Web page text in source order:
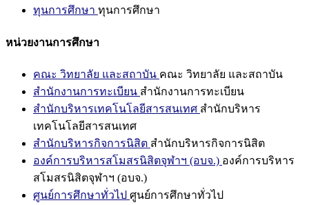
ทุนการศึกษา ทุนการศึกษา
หน่วยงานการศึกษา
คณะ วิทยาลัย และสถาบัน คณะ วิทยาลัย และสถาบัน
สำนักงานการทะเบียน สำนักงานการทะเบียน
สำนักบริหารเทคโนโลยีสารสนเทศ สำนักบริหาร
เทคโนโลยีสารสนเทศ
สำนักบริหารกิจการนิสิต สำนักบริหารกิจการนิสิต
องค์การบริหารสโมสรนิสิตจุฬาฯ (อบจ.) องค์การบริหาร
สโมสรนิสิตจุฬาฯ (อบจ.)
ศูนย์การศึกษาทั่วไป ศูนย์การศึกษาทั่วไป